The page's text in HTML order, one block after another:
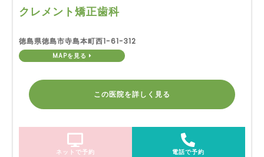
クレメント矯正歯科
徳島県徳島市寺島本町西1-61-312
MAPを見る
この医院を詳しく見る
ネットで予約 電話で予約